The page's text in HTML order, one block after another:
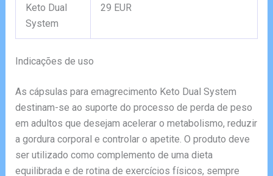
Keto Dual
System
29 EUR
Indicações de uso
As cápsulas para emagrecimento Keto Dual System
destinam-se ao suporte do processo de perda de peso
em adultos que desejam acelerar o metabolismo, reduzir
a gordura corporal e controlar o apetite. O produto deve
ser utilizado como complemento de uma dieta
equilibrada e de rotina de exercícios físicos, sempre